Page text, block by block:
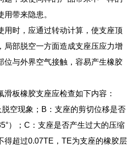
带来隐患。
用时，应通过转动计算，使支座顶
局部脱空一方面造成支座压应力增
与外界空气接触，容易产生橡胶
滑板橡胶支座应检查如下内容：
空现象；B：支座的剪切位移是否
）；C：支座是否产生过大的压缩
得超过0.07TE，TE为支座的橡胶层